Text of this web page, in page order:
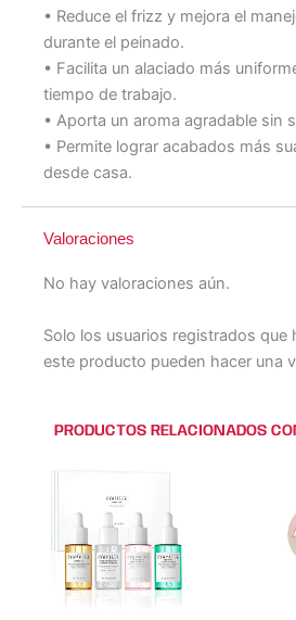
• Reduce el frizz y mejora el
durante el peinado.
• Facilita un alaciado más
tiempo de trabajo.
• Aporta un aroma agradable sin
• Permite lograr acabados más
desde casa.
Valoraciones
No hay valoraciones aún.
Solo los usuarios registrados que
este producto pueden hacer una
PRODUCTOS RELACIONADOS